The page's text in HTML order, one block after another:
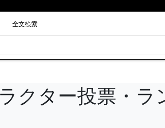
全文検索
クター投票・ラ